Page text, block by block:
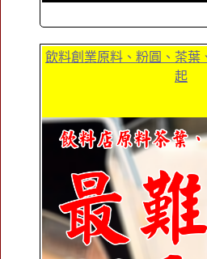
飲料創業原料、粉圓、茶葉
起